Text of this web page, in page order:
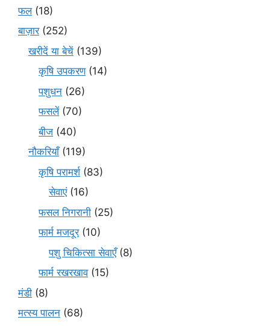
फल(18)
बाज़ार(252)
खरीदें या बेचें (139)
कृषि उपकरण(14)
पशुधन (26)
फसलें(70)
बीज (40)
नौकरियाँ(119)
कृषि परामर्श(83)
सेवाएं(16)
फसल निगरानी (25)
फार्म मजदूर(10)
पशु चिकित्सा सेवाएँ(8)
फार्म रखरखाव(15)
मंडी (8)
मत्स्य पालन (68)